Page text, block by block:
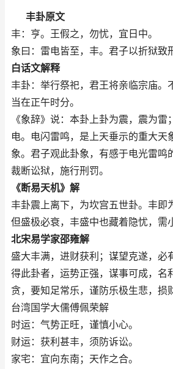
丰卦原文
丰：亨。王假之，勿忧，宜日中。
象曰：雷电皆至，丰。君子以折狱致
白话文解释
丰卦：举行祭祀，君王将亲临宗庙。
当在正午时分。
《象辞》说：本卦上卦为震，震为雷
电。电闪雷鸣，是上天垂示的重大天
象。君子观此卦象，有感于电光雷鸣
裁断讼狱，施行刑罚。
《断易天机》解
丰卦震上离下，为坎宫五世卦。丰即
但盛极必衰，丰盛中也藏着隐忧，需
北宋易学家邵雍解
盛大丰满，进财获利；谋望克遂，必
得此卦者，运势正强，谋事可成，名
贪，要知足常乐，谨防乐极生悲，损
台湾国学大儒傅佩荣解
时运：气势正旺，谨慎小心。
财运：获利甚丰，须防诉讼。
家宅：宜向东南；天作之合。